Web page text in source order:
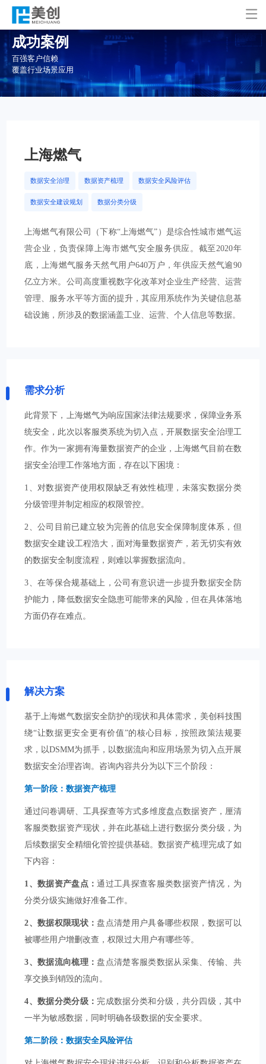

成功案例
百强客户信赖
覆盖行业场景应用
上海燃气
数据安全治理 数据资产梳理 数据安全风险评估
数据安全建设规划 数据分类分级
上海燃气有限公司（下称“上海燃气”）是综合性城市燃气运
营企业，负责保障上海市燃气安全服务供应。截至2020年
底，上海燃气服务天然气用户640万户，年供应天然气逾90
亿立方米。公司高度重视数字化改革对企业生产经营、运营
管理、服务水平等方面的提升，其应用系统作为关键信息基
础设施，所涉及的数据涵盖工业、运营、个人信息等数据。
需求分析
此背景下，上海燃气为响应国家法律法规要求，保障业务系
统安全，此次以客服类系统为切入点，开展数据安全治理工
作。作为一家拥有海量数据资产的企业，上海燃气目前在数
据安全治理工作落地方面，存在以下困境：
1、对数据资产使用权限缺乏有效性梳理，未落实数据分类
分级管理并制定相应的权限管控。
2、公司目前已建立较为完善的信息安全保障制度体系，但
数据安全建设工程浩大，面对海量数据资产，若无切实有效
的数据安全制度流程，则难以掌握数据流向。
3、在等保合规基础上，公司有意识进一步提升数据安全防
护能力，降低数据安全隐患可能带来的风险，但在具体落地
方面仍存在难点。
解决方案
基于上海燃气数据安全防护的现状和具体需求，美创科技围
绕“让数据更安全更有价值”的核心目标，按照政策法规要
求，以DSMM为抓手，以数据流向和应用场景为切入点开展
数据安全治理咨询。咨询内容共分为以下三个阶段：
第一阶段：数据资产梳理
通过问卷调研、工具探查等方式多维度盘点数据资产，厘清
客服类数据资产现状，并在此基础上进行数据分类分级，为
后续数据安全精细化管控提供基础。数据资产梳理完成了如
下内容：
1、数据资产盘点：通过工具探查客服类数据资产情况，为
分类分级实施做好准备工作。
2、数据权限现状：盘点清楚用户具备哪些权限，数据可以
被哪些用户增删改查，权限过大用户有哪些等。
3、数据流向梳理：盘点清楚客服类数据从采集、传输、共
享交换到销毁的流向。
4、数据分类分级： 完成数据分类和分级，共分四级，其中
一半为敏感数据，同时明确各级数据的安全要求。
第二阶段：数据安全风险评估